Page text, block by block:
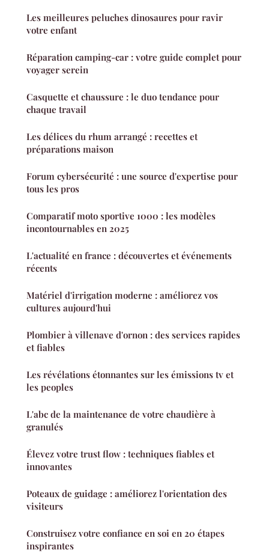
Les meilleures peluches dinosaures pour ravir
votre enfant
Réparation camping-car : votre guide complet pour
voyager serein
Casquette et chaussure : le duo tendance pour
chaque travail
Les délices du rhum arrangé : recettes et
préparations maison
Forum cybersécurité : une source d'expertise pour
tous les pros
Comparatif moto sportive 1000 : les modèles
incontournables en 2025
L'actualité en france : découvertes et événements
récents
Matériel d'irrigation moderne : améliorez vos
cultures aujourd'hui
Plombier à villenave d'ornon : des services rapides
et fiables
Les révélations étonnantes sur les émissions tv et
les peoples
L'abc de la maintenance de votre chaudière à
granulés
Élevez votre trust flow : techniques fiables et
innovantes
Poteaux de guidage : améliorez l'orientation des
visiteurs
Construisez votre confiance en soi en 20 étapes
inspirantes